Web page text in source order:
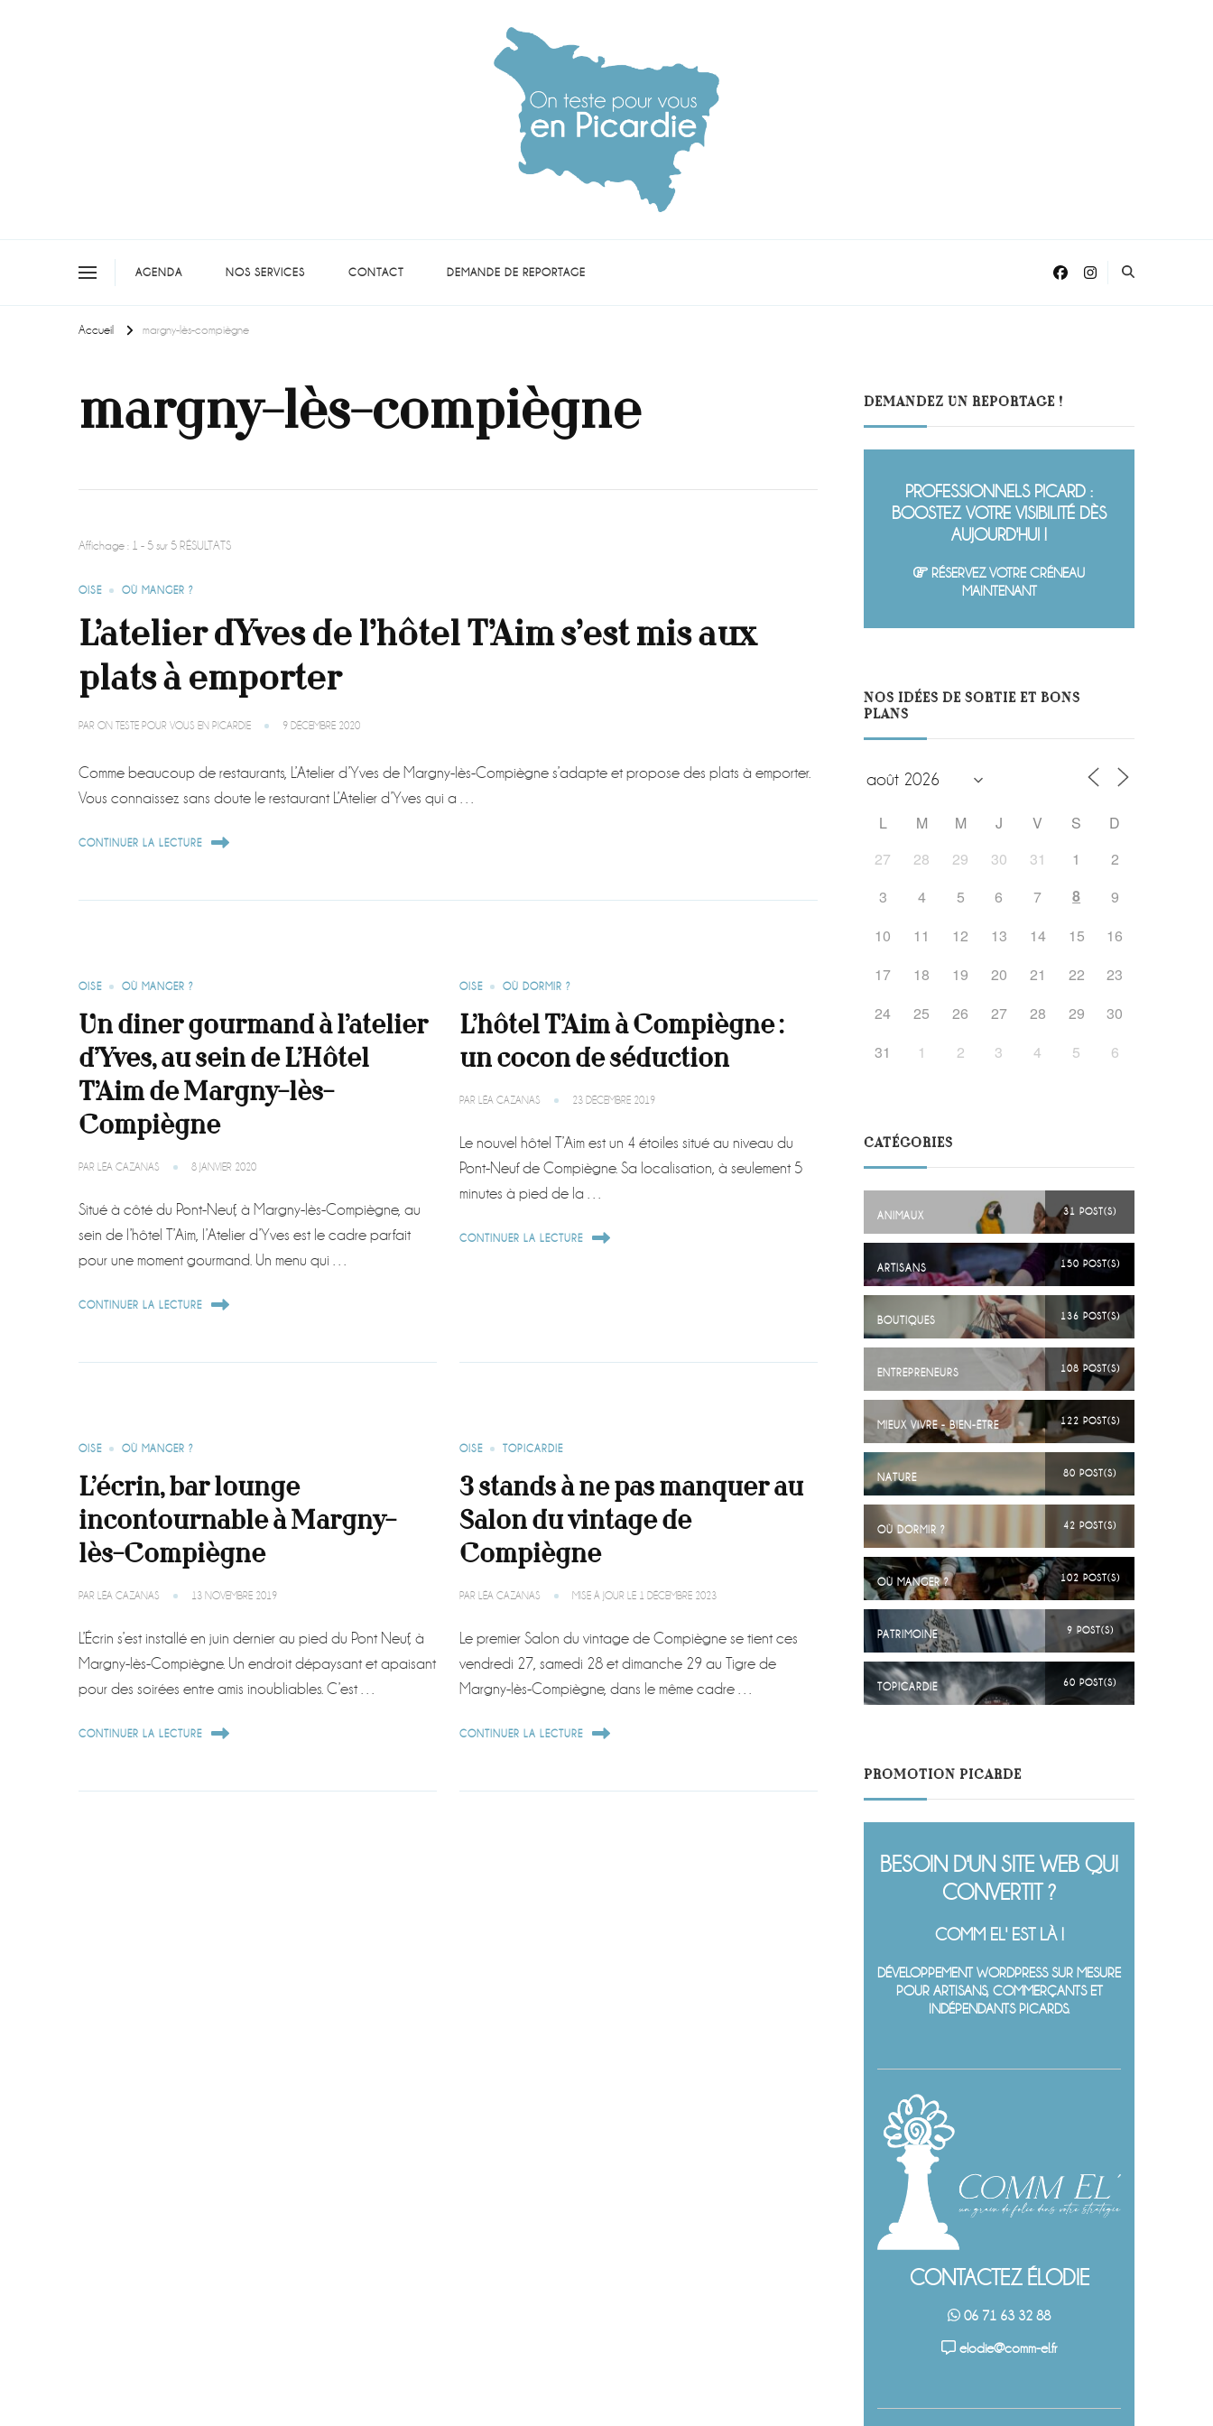
AGENDA NOS SERVICES CONTACT DEMANDE DE REPORTAGE
Accueil margny-lès-compiègne
margny-lès-compiègne
Affichage : 1 - 5 sur 5 RÉSULTATS
OISE OÙ MANGER ?
L’atelier dYves de l’hôtel T’Aim s’est mis aux
plats à emporter
PARON TESTE POUR VOUS EN PICARDIE 9 DÉCEMBRE 2020
Comme beaucoup de restaurants, L’Atelier d’Yves de Margny-lès-Compiègne s’adapte et propose des plats à emporter.
Vous connaissez sans doute le restaurant L’Atelier d’Yves qui a …
CONTINUER LA LECTURE
OISE OÙ MANGER ?
Un diner gourmand à l’atelier
d’Yves, au sein de L’Hôtel
T’Aim de Margny-lès-
Compiègne
PAR LÉA CAZANAS 8 JANVIER 2020
Situé à côté du Pont-Neuf, à Margny-lès-Compiègne, au
sein de l’hôtel T’Aim, l’Atelier d’Yves est le cadre parfait
pour une moment gourmand. Un menu qui …
CONTINUER LA LECTURE
OISE OÙ DORMIR ?
L’hôtel T’Aim à Compiègne :
un cocon de séduction
PAR LÉA CAZANAS 23 DÉCEMBRE 2019
Le nouvel hôtel T’Aim est un 4 étoiles situé au niveau du
Pont-Neuf de Compiègne. Sa localisation, à seulement 5
minutes à pied de la …
CONTINUER LA LECTURE
OISE OÙ MANGER ?
L’écrin, bar lounge
incontournable à Margny-
lès-Compiègne
PAR LÉA CAZANAS 13 NOVEMBRE 2019
L’Écrin s’est installé en juin dernier au pied du Pont Neuf, à
Margny-lès-Compiègne. Un endroit dépaysant et apaisant
pour des soirées entre amis inoubliables. C’est …
CONTINUER LA LECTURE
OISE TOPICARDIE
3 stands à ne pas manquer au
Salon du vintage de
Compiègne
PAR LÉA CAZANAS MISE À JOUR LE 1 DÉCEMBRE 2023
Le premier Salon du vintage de Compiègne se tient ces
vendredi 27, samedi 28 et dimanche 29 au Tigre de
Margny-lès-Compiègne, dans le même cadre …
CONTINUER LA LECTURE
DEMANDEZ UN REPORTAGE !
PROFESSIONNELS PICARD :
BOOSTEZ VOTRE VISIBILITÉ DÈS
AUJOURD'HUI !
RÉSERVEZ VOTRE CRÉNEAU
MAINTENANT
NOS IDÉES DE SORTIE ET BONS
PLANS
L M M J V S
D
27
28 29 30 31 1
2
3
4 5 6 7 8
9
10
11 12 13 14 15
16
17
18 19 20 21 22
23
24
25 26 27 28 29
30
31
1 2 3 4 5 6
CATÉGORIES
ANIMAUX 31 POST(S)
ARTISANS 150 POST(S)
BOUTIQUES 136 POST(S)
ENTREPRENEURS 108 POST(S)
MIEUX VIVRE - BIEN-ÊTRE 122 POST(S)
NATURE 80 POST(S)
OÙ DORMIR ? 42 POST(S)
OÙ MANGER ? 102 POST(S)
PATRIMOINE 9 POST(S)
TOPICARDIE 60 POST(S)
PROMOTION PICARDE
BESOIN D'UN SITE WEB QUI
CONVERTIT ?
COMM EL' EST LÀ !
DÉVELOPPEMENT WORDPRESS SUR MESURE
POUR ARTISANS, COMMERÇANTS ET
INDÉPENDANTS PICARDS.
CONTACTEZ ÉLODIE
06 71 63 32 88
elodie@comm-el.fr